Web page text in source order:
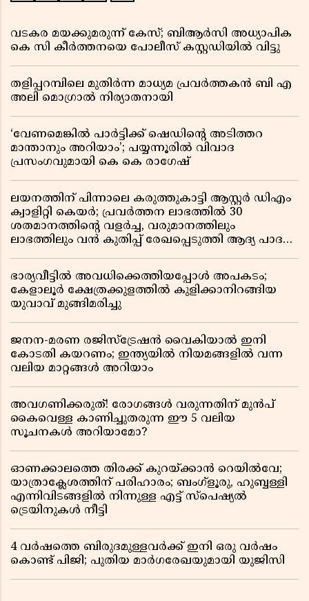
വടകര മയക്കുമരുന്ന് കേസ്; ബിആർസി അധ്യാപിക
കെ സി കീർത്തനയെ പോലീസ് കസ്റ്റഡിയിൽ വിട്ടു
തളിപ്പറമ്പിലെ മുതിർന്ന മാധ്യമ പ്രവർത്തകൻ ബി എ
അലി മൊഗ്രാൽ നിര്യാതനായി
‘വേണമെങ്കിൽ പാർട്ടിക്ക് ഷെഡിൻ്റെ അടിത്തറ
മാന്താനും അറിയാം’; പയ്യന്നൂരിൽ വിവാദ
പ്രസംഗവുമായി കെ കെ രാഗേഷ്
ലയനത്തിന് പിന്നാലെ കരുത്തുകാട്ടി ആസ്റ്റർ ഡിഎം
ക്വാളിറ്റി കെയർ; പ്രവർത്തന ലാഭത്തിൽ 30
ശതമാനത്തിൻ്റെ വളർച്ച, വരുമാനത്തിലും
ലാഭത്തിലും വൻ കുതിപ്പ് രേഖപ്പെടുത്തി ആദ്യ പാദ
ഭാര്യവീട്ടിൽ അവധിക്കെത്തിയപ്പോൾ അപകടം;
കേളാലൂർ ക്ഷേത്രക്കുളത്തിൽ കുളിക്കാനിറങ്ങിയ
യുവാവ് മുങ്ങിമരിച്ചു
ജനന-മരണ രജിസ്ട്രേഷൻ വൈകിയാൽ ഇനി
കോടതി കയറണം; ഇന്ത്യയിൽ നിയമങ്ങളിൽ വന്ന
വലിയ മാറ്റങ്ങൾ അറിയാം
അവഗണിക്കരുത്! രോഗങ്ങൾ വരുന്നതിന് മുൻപ്
കൈവെള്ള കാണിച്ചുതരുന്ന ഈ 5 വലിയ
സൂചനകൾ അറിയാമോ?
ഓണക്കാലത്തെ തിരക്ക് കുറയ്ക്കാൻ റെയിൽവേ;
യാത്രാക്ലേശത്തിന് പരിഹാരം; ബംഗ്ളൂരു, ഹുബ്ബള്ളി
എന്നിവിടങ്ങളിൽ നിന്നുള്ള എട്ട് സ്പെഷ്യൽ
ട്രെയിനുകൾ നീട്ടി
4 വർഷത്തെ ബിരുദമുള്ളവർക്ക് ഇനി ഒരു വർഷം
കൊണ്ട് പിജി; പുതിയ മാർഗരേഖയുമായി യുജിസി